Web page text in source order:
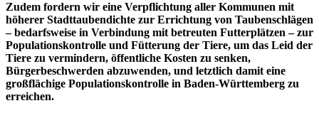
Zudem fordern wir eine Verpflichtung aller Kommunen mit
höherer Stadttaubendichte zur Errichtung von Taubenschlägen
– bedarfsweise in Verbindung mit betreuten Futterplätzen – zur
Populationskontrolle und Fütterung der Tiere, um das Leid der
Tiere zu vermindern, öffentliche Kosten zu senken,
Bürgerbeschwerden abzuwenden, und letztlich damit eine
großflächige Populationskontrolle in Baden-Württemberg zu
erreichen.